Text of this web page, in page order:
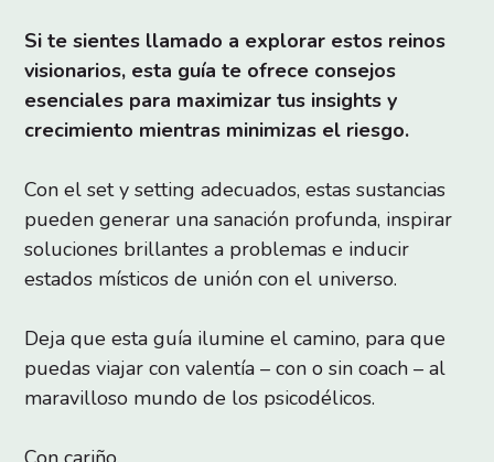
Si te sientes llamado a explorar estos reinos
visionarios, esta guía te ofrece consejos
esenciales para maximizar tus insights y
crecimiento mientras minimizas el riesgo.
Con el set y setting adecuados, estas sustancias
pueden generar una sanación profunda, inspirar
soluciones brillantes a problemas e inducir
estados místicos de unión con el universo.
Deja que esta guía ilumine el camino, para que
puedas viajar con valentía – con o sin coach – al
maravilloso mundo de los psicodélicos.